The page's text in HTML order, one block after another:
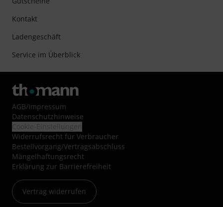
Kontakt
Ladengeschäft
Service im Überblick
AGB/Impressum
Datenschutzhinweise
Widerrufsrecht für Verbraucher
Bestellvorgang/Vertragsabschluss
Mängelhaftungsrecht
Erklärung zur Barrierefreiheit
Vertrag widerrufen